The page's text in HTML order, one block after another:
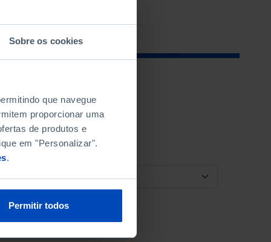
Sobre os cookies
que navegue
proporcionar uma
de produtos e
em "Personalizar".
.
Permitir todos
ORDENAR POR